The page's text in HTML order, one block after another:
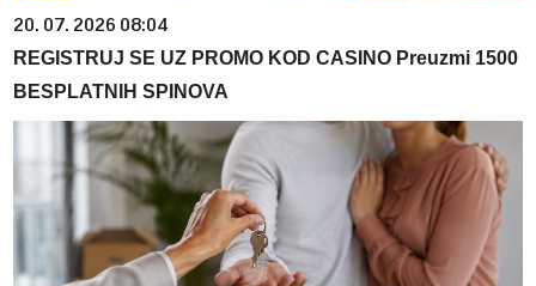
20. 07. 2026 08:04
REGISTRUJ SE UZ PROMO KOD CASINO Preuzmi 1500
BESPLATNIH SPINOVA